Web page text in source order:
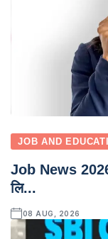
JOB AND
Job News
लि...
08 AUG, 2026